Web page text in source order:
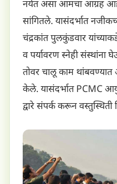
नयेत असा आमचा आग्रह
सांगितले. यासंदर्भात
चंद्रकांत पुलकुंडवार
व पर्यावरण स्नेही
तोवर चालू काम थांबवण्यात
केले. यासंदर्भात PCMC
द्वारे संपर्क करून